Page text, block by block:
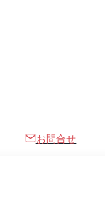
お問合せ